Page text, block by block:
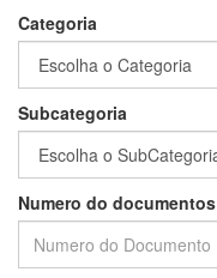
Categoria
Subcategoria
Numero do documentos